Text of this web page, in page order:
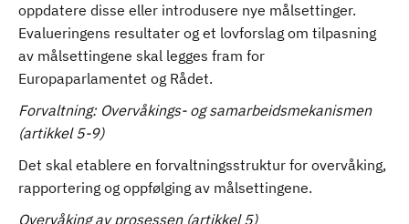
oppdatere disse eller introdusere nye målsettinger.
Evalueringens resultater og et lovforslag om tilpasning
av målsettingene skal legges fram for
Europaparlamentet og Rådet.
Forvaltning: Overvåkings- og samarbeidsmekanismen
(artikkel 5-9)
Det skal etablere en forvaltningsstruktur for overvåking,
rapportering og oppfølging av målsettingene.
Overvåking av prosessen (artikkel 5)